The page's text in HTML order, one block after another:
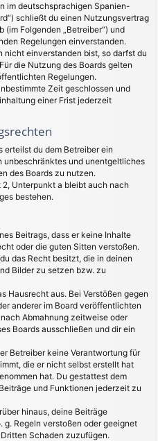
im deutschsprachigen Spanien-
schließt du einen Nutzungsvertrag
(im Folgenden „Betreiber“) und
Regelungen einverstanden.
nicht einverstanden bist, so darfst du
die Nutzung des Boards gelten
Regelungen.
Zeit geschlossen und
einer Frist jederzeit
erteilst du dem Betreiber ein
und unentgeltliches
des Boards zu nutzen.
Unterpunkt a bleibt auch nach
bestehen.
Beitrags, dass er keine Inhalte
oder die guten Sitten verstoßen.
das Recht besitzt, die in deinen
Bilder zu setzen bzw. zu
Hausrecht aus. Bei Verstößen gegen
anderer im Board veröffentlichten
Abmahnung zeitweise oder
Boards ausschließen und dir ein
Betreiber keine Verantwortung für
die er nicht selbst erstellt hat
hat. Du gestattest dem
und Funktionen jederzeit zu
hinaus, deine Beiträge
g. Regeln verstoßen oder geeignet
Schaden zuzufügen.